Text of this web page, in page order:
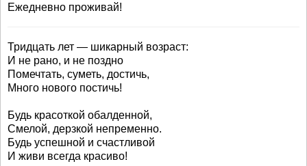
Ежедневно проживай!
Тридцать лет — шикарный возраст:
И не рано, и не поздно
Помечтать, суметь, достичь,
Много нового постичь!
Будь красоткой обалденной,
Смелой, дерзкой непременно.
Будь успешной и счастливой
И живи всегда красиво!